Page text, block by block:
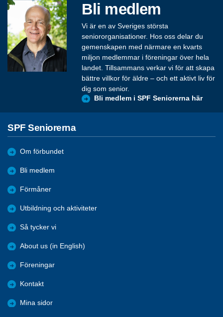
Bli medlem
Vi är en av Sveriges största
seniororganisationer. Hos oss delar du
gemenskapen med närmare en kvarts
miljon medlemmar i föreningar över hela
landet. Tillsammans verkar vi för att skapa
bättre villkor för äldre – och ett aktivt liv för
dig som senior.
Bli medlem i SPF Seniorerna här
SPF Seniorerna
Om förbundet
Bli medlem
Förmåner
Utbildning och aktiviteter
Så tycker vi
About us (in English)
Föreningar
Kontakt
Mina sidor